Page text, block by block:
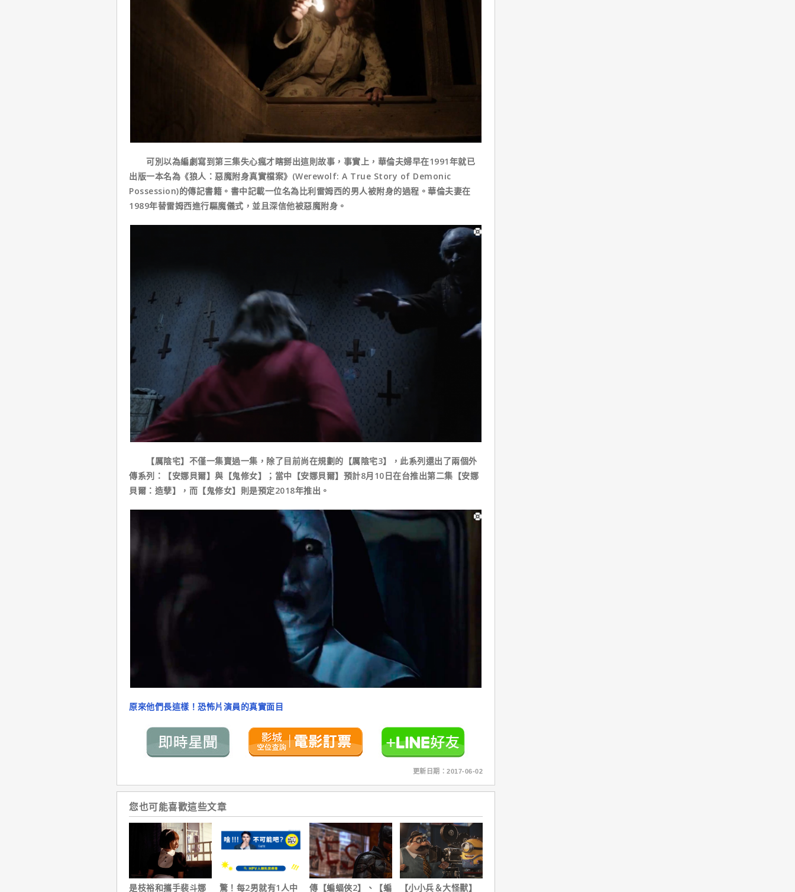
可別以為編劇寫到第三集失心瘋才瞎掰出這則故事，事實上，華倫夫婦早在1991年就已
出版一本名為《狼人：惡魔附身真實檔案》(Werewolf: A True Story of Demonic
Possession)的傳記書籍。書中記載一位名為比利雷姆西的男人被附身的過程。華倫夫妻在
1989年替雷姆西進行驅魔儀式，並且深信他被惡魔附身。
【厲陰宅】不僅一集賣過一集，除了目前尚在規劃的【厲陰宅3】，此系列還出了兩個外
傳系列：【安娜貝爾】與【鬼修女】；當中【安娜貝爾】預計8月10日在台推出第二集【安娜
貝爾：造孽】，而【鬼修女】則是預定2018年推出。
原來他們長這樣！恐怖片演員的真實面目
更新日期：2017-06-02
您也可能喜歡這些文章
是枝裕和攜手裴斗娜 驚！每2男就有1人中 傳【蝙蝠俠2】、【蝙 【小小兵＆大怪獸】